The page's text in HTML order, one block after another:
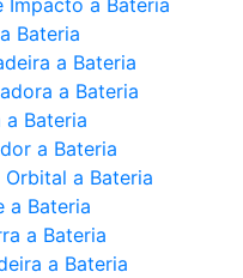
Impacto a Bateria
Bateria
a Bateria
a Bateria
a Bateria
a Bateria
Orbital a Bateria
a Bateria
a Bateria
a Bateria